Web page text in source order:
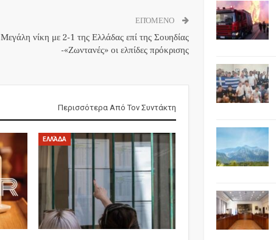
ΕΠΌΜΕΝΟ
Μεγάλη νίκη με 2-1 της Ελλάδας επί της Σουηδίας
-«Ζωντανές» οι ελπίδες πρόκρισης
Περισσότερα Από Τον Συντάκτη
ΕΛΛΆΔΑ